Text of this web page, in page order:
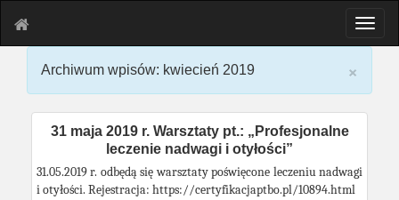
T
o
l
e
×
Archiwum wpisów: kwiecień 2019
31 maja 2019 r. Warsztaty pt.: „Profesjonalne
leczenie nadwagi i otyłości”
31.05.2019 r. odbędą się warsztaty poświęcone leczeniu nadwagi
i otyłości. Rejestracja: https://certyfikacjaptbo.pl/10894.html